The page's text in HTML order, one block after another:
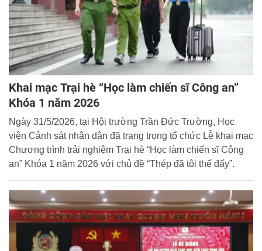
Khai mạc Trại hè “Học làm chiến sĩ Công an”
Khóa 1 năm 2026
Ngày 31/5/2026, tại Hội trường Trần Đức Trường, Học
viện Cảnh sát nhân dân đã trang trọng tổ chức Lễ khai mạc
Chương trình trải nghiệm Trại hè “Học làm chiến sĩ Công
an” Khóa 1 năm 2026 với chủ đề “Thép đã tôi thế đấy”.